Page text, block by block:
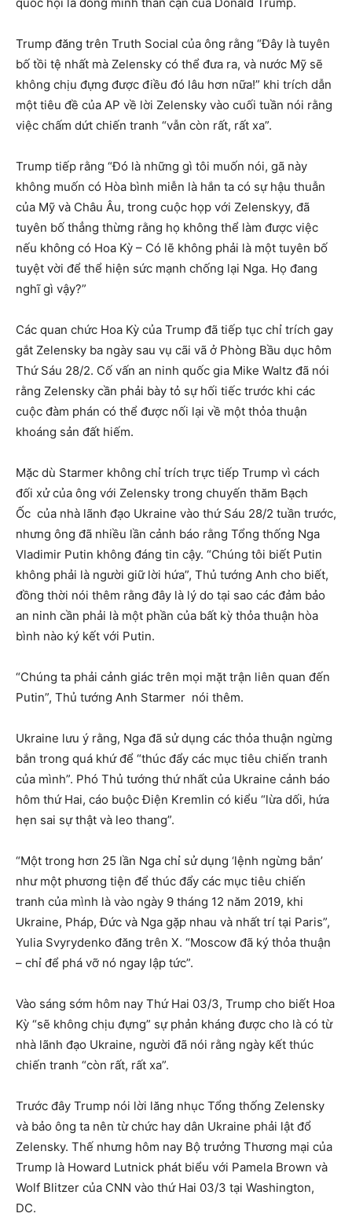
Trump đăng trên Truth Social của ông rằng “Đây là tuyên
bố tồi tệ nhất mà Zelensky có thể đưa ra, và nước Mỹ sẽ
không chịu đựng được điều đó lâu hơn nữa!” khi trích dẫn
một tiêu đề của AP về lời Zelensky vào cuối tuần nói rằng
việc chấm dứt chiến tranh “vẫn còn rất, rất xa”.
Trump tiếp rằng “Đó là những gì tôi muốn nói, gã này
không muốn có Hòa bình miễn là hắn ta có sự hậu thuẫn
của Mỹ và Châu Âu, trong cuộc họp với Zelenskyy, đã
tuyên bố thẳng thừng rằng họ không thể làm được việc
nếu không có Hoa Kỳ – Có lẽ không phải là một tuyên bố
tuyệt vời để thể hiện sức mạnh chống lại Nga. Họ đang
nghĩ gì vậy?”
Các quan chức Hoa Kỳ của Trump đã tiếp tục chỉ trích gay
gắt Zelensky ba ngày sau vụ cãi vã ở Phòng Bầu dục hôm
Thứ Sáu 28/2. Cố vấn an ninh quốc gia Mike Waltz đã nói
rằng Zelensky cần phải bày tỏ sự hối tiếc trước khi các
cuộc đàm phán có thể được nối lại về một thỏa thuận
khoáng sản đất hiếm.
Mặc dù Starmer không chỉ trích trực tiếp Trump vì cách
đối xử của ông với Zelensky trong chuyến thăm Bạch
Ốc của nhà lãnh đạo Ukraine vào thứ Sáu 28/2 tuần trước,
nhưng ông đã nhiều lần cảnh báo rằng Tổng thống Nga
Vladimir Putin không đáng tin cậy. “Chúng tôi biết Putin
không phải là người giữ lời hứa”, Thủ tướng Anh cho biết,
đồng thời nói thêm rằng đây là lý do tại sao các đảm bảo
an ninh cần phải là một phần của bất kỳ thỏa thuận hòa
bình nào ký kết với Putin.
“Chúng ta phải cảnh giác trên mọi mặt trận liên quan đến
Putin”, Thủ tướng Anh Starmer nói thêm.
Ukraine lưu ý rằng, Nga đã sử dụng các thỏa thuận ngừng
bắn trong quá khứ để “thúc đẩy các mục tiêu chiến tranh
của mình”. Phó Thủ tướng thứ nhất của Ukraine cảnh báo
hôm thứ Hai, cáo buộc Điện Kremlin có kiểu “lừa dối, hứa
hẹn sai sự thật và leo thang”.
“Một trong hơn 25 lần Nga chỉ sử dụng ‘lệnh ngừng bắn’
như một phương tiện để thúc đẩy các mục tiêu chiến
tranh của mình là vào ngày 9 tháng 12 năm 2019, khi
Ukraine, Pháp, Đức và Nga gặp nhau và nhất trí tại Paris”,
Yulia Svyrydenko đăng trên X. “Moscow đã ký thỏa thuận
– chỉ để phá vỡ nó ngay lập tức”.
Vào sáng sớm hôm nay Thứ Hai 03/3, Trump cho biết Hoa
Kỳ “sẽ không chịu đựng” sự phản kháng được cho là có từ
nhà lãnh đạo Ukraine, người đã nói rằng ngày kết thúc
chiến tranh “còn rất, rất xa”.
Trước đây Trump nói lời lăng nhục Tổng thống Zelensky
và bảo ông ta nên từ chức hay dân Ukraine phải lật đổ
Zelensky. Thế nhưng hôm nay Bộ trưởng Thương mại của
Trump là Howard Lutnick phát biểu với Pamela Brown và
Wolf Blitzer của CNN vào thứ Hai 03/3 tại Washington,
DC.